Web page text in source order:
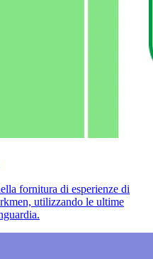
fornitura di esperienze di
utilizzando le ultime